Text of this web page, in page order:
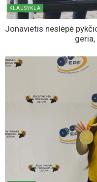
KLAUSYKLA
Jonavietis neslėpė
geria,